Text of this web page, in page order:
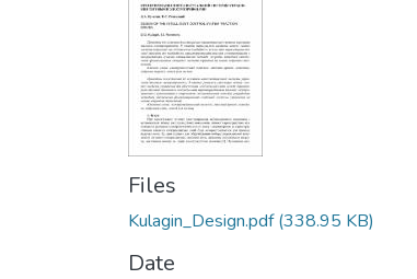
Files
Kulagin_Design.pdf(338.95 KB)
Date